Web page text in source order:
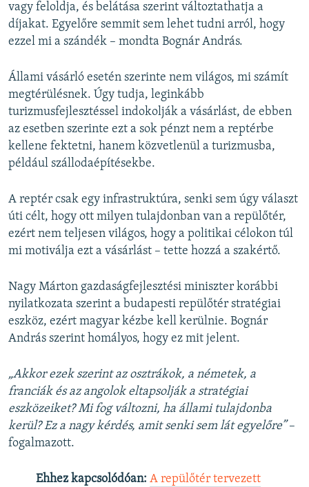
vagy feloldja, és belátása szerint változtathatja a
díjakat. Egyelőre semmit sem lehet tudni arról, hogy
ezzel mi a szándék – mondta Bognár András.
Állami vásárló esetén szerinte nem világos, mi számít
megtérülésnek. Úgy tudja, leginkább
turizmusfejlesztéssel indokolják a vásárlást, de ebben
az esetben szerinte ezt a sok pénzt nem a reptérbe
kellene fektetni, hanem közvetlenül a turizmusba,
például szállodaépítésekbe.
A reptér csak egy infrastruktúra, senki sem úgy választ
úti célt, hogy ott milyen tulajdonban van a repülőtér,
ezért nem teljesen világos, hogy a politikai célokon túl
mi motiválja ezt a vásárlást – tette hozzá a szakértő.
Nagy Márton gazdaságfejlesztési miniszter korábbi
nyilatkozata szerint a budapesti repülőtér stratégiai
eszköz, ezért magyar kézbe kell kerülnie. Bognár
András szerint homályos, hogy ez mit jelent.
„Akkor ezek szerint az osztrákok, a németek, a
franciák és az angolok eltapsolják a stratégiai
eszközeiket? Mi fog változni, ha állami tulajdonba
kerül? Ez a nagy kérdés, amit senki sem lát egyelőre”–
fogalmazott.
Ehhez kapcsolódóan: A repülőtér tervezett